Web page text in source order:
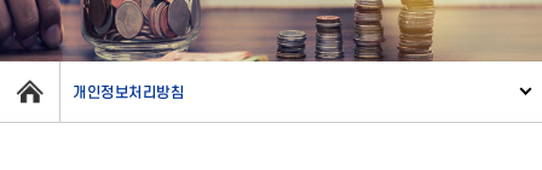
개인정보처리방침